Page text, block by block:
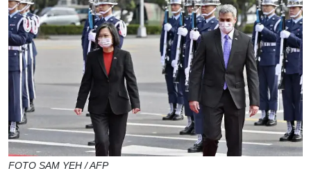
FOTO SAM YEH / AFP